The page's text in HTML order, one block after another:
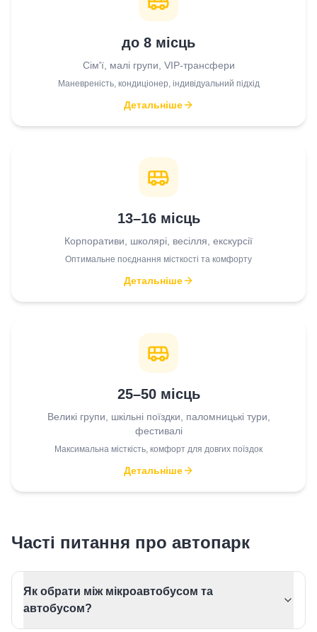
до 8 місць
Сім'ї, малі групи, VIP-трансфери
Маневреність, кондиціонер, індивідуальний підхід
Детальніше
13–16 місць
Корпоративи, школярі, весілля, екскурсії
Оптимальне поєднання місткості та комфорту
Детальніше
25–50 місць
Великі групи, шкільні поїздки, паломницькі тури,
фестивалі
Максимальна місткість, комфорт для довгих поїздок
Детальніше
Часті питання про автопарк
Як обрати між мікроавтобусом та
автобусом?